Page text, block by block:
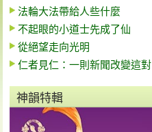
法輪大法帶給人些什麼
不起眼的小道士先成了仙
從絕望走向光明
仁者見仁：一則新聞改變這對
神韻特輯